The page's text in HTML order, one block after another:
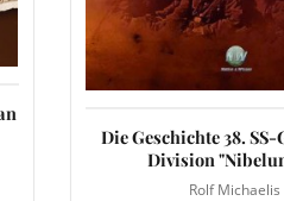
Die Geschichte 38.
Division
Rolf Michaelis